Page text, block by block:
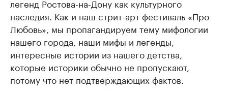
легенд Ростова-на-Дону как культурного
наследия. Как и наш стрит-арт фестиваль «Про
Любовь», мы пропагандируем тему мифологии
нашего города, наши мифы и легенды,
интересные истории из нашего детства,
которые историки обычно не пропускают,
потому что нет подтверждающих фактов.